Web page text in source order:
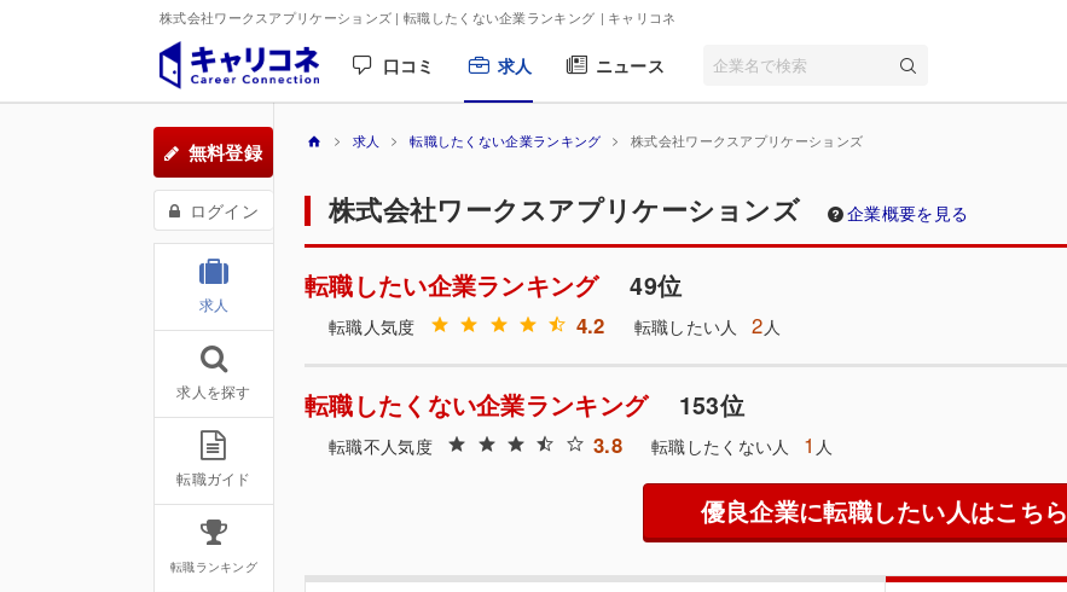
株式会社ワークスアプリケーションズ | 転職したくない企業ランキング | キャリコネ
口コミ 求人 ニュース
無料登録
ログイン
求人
求人を探す
転職ガイド
転職ランキング
求人 転職したくない企業ランキング 株式会社ワークスアプリケーションズ
株式会社ワークスアプリケーションズ 企業概要を見る
転職したい企業ランキング49位
転職人気度 4.2 転職したい人2人
転職したくない企業ランキング153位
転職不人気度 3.8 転職したくない人 1 人
優良企業に転職したい人はこちら